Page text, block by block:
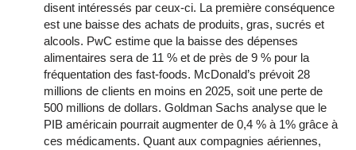
disent intéressés par ceux-ci. La première conséquence
est une baisse des achats de produits, gras, sucrés et
alcools. PwC estime que la baisse des dépenses
alimentaires sera de 11 % et de près de 9 % pour la
fréquentation des fast-foods. McDonald’s prévoit 28
millions de clients en moins en 2025, soit une perte de
500 millions de dollars. Goldman Sachs analyse que le
PIB américain pourrait augmenter de 0,4 % à 1% grâce à
ces médicaments. Quant aux compagnies aériennes,